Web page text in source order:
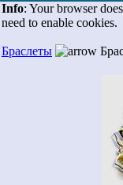
Info: Your browser
need to enable cookies.
Браслеты